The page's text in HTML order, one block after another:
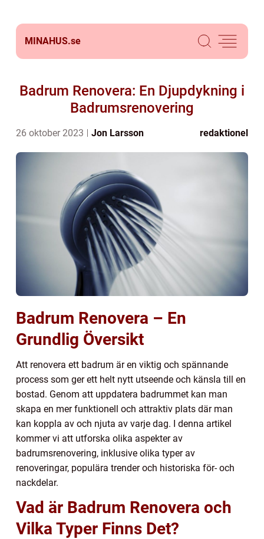
MINAHUS.se
Badrum Renovera: En Djupdykning i
Badrumsrenovering
26 oktober 2023 Jon Larsson redaktionel
Badrum Renovera – En
Grundlig Översikt
Att renovera ett badrum är en viktig och spännande
process som ger ett helt nytt utseende och känsla till en
bostad. Genom att uppdatera badrummet kan man
skapa en mer funktionell och attraktiv plats där man
kan koppla av och njuta av varje dag. I denna artikel
kommer vi att utforska olika aspekter av
badrumsrenovering, inklusive olika typer av
renoveringar, populära trender och historiska för- och
nackdelar.
Vad är Badrum Renovera och
Vilka Typer Finns Det?